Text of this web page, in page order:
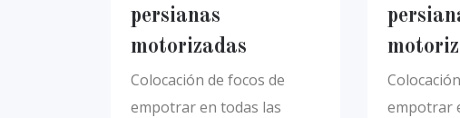
persianas
motorizadas
Colocación de focos de
empotrar en todas las
empotrar